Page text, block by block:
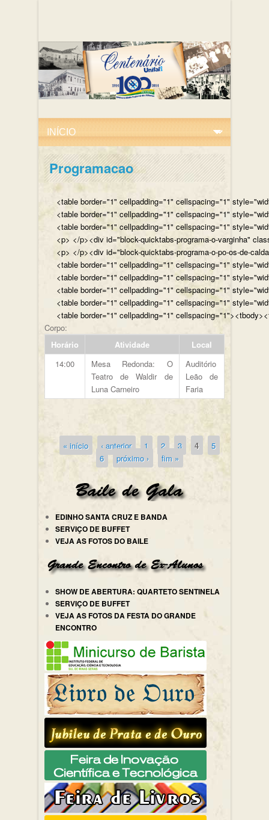
Programacao
<table border="1" cellpadding="1" cellspacing="1"
<table border="1" cellpadding="1" cellspacing="1"
<table border="1" cellpadding="1" cellspacing="1"
<p> </p><div id="block-quicktabs-programa-o-varginha"
<p> </p><div id="block-quicktabs-programa-o-po-os-de-
<table border="1" cellpadding="1" cellspacing="1"
<table border="1" cellpadding="1" cellspacing="1"
<table border="1" cellpadding="1" cellspacing="1"
<table border="1" cellpadding="1" cellspacing="1"
<table border="1" cellpadding="1"
Corpo:
Horário
Atividade
Local
14:00
Mesa Redonda: O
Teatro de Waldir de
Luna Carneiro
Auditório
Leão de
Faria
Páginas
« início ‹ anterior 1 2 3 4
5
6
próximo › fim »
EDINHO SANTA CRUZ E BANDA
SERVIÇO DE BUFFET
VEJA AS FOTOS DO BAILE
SHOW DE ABERTURA: QUARTETO SENTINELA
SERVIÇO DE BUFFET
VEJA AS FOTOS DA FESTA DO GRANDE
ENCONTRO